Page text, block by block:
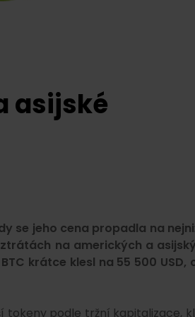
asijské
se jeho cena propadla na
na amerických a
krátce klesl na 55 500 USD,
tokeny podle tržní kapitalizace,